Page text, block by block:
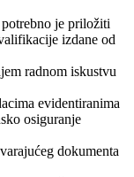
potrebno je priložiti
izdane od
radnom iskustvu
evidentiranima
osiguranje
dokumenta